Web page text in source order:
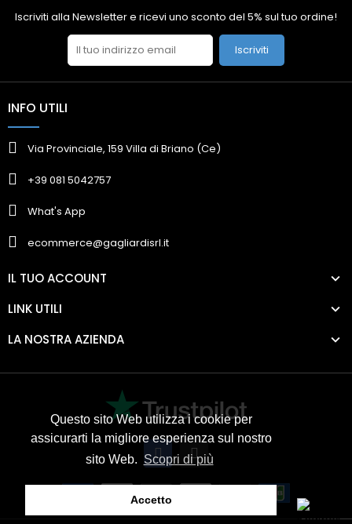
Questo sito Web utilizza i cookie per
assicurarti la migliore esperienza sul nostro
sito Web. Scopri di più
Accetto
Iscriviti alla Newsletter e ricevi uno sconto del 5% sul tuo ordine!
Iscriviti
INFO UTILI
Via Provinciale, 159 Villa di Briano (Ce)
+39 081 5042757
What's App
ecommerce@gagliardisrl.it
IL TUO ACCOUNT
LINK UTILI
LA NOSTRA AZIENDA